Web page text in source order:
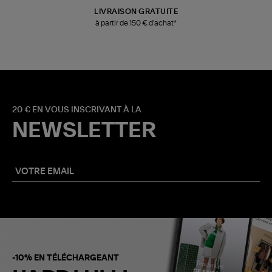
LIVRAISON GRATUITE
à partir de 150 € d'achat*
20 € EN VOUS INSCRIVANT À LA
NEWSLETTER
-10% EN TÉLÉCHARGEANT